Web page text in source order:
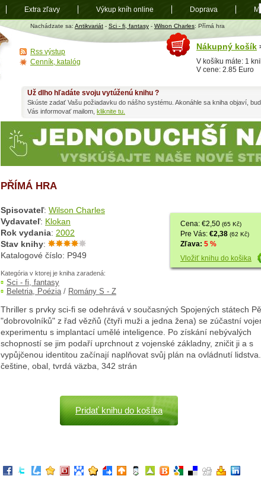
Antikvariát
shop.sk
Nachádzate sa: Antikvariát - Sci - fi, fantasy - Wilson Charles: Přímá hra
PŘÍMÁ HRA
Cena: €2,50 (65 Kč)
Pre Vás: €2,38 (62 Kč)
Zľava: 5 %
Vložiť knihu do košika
Spisovateľ: Wilson Charles
Vydavateľ: Klokan
Rok vydania: 2002
Stav knihy:
Katalogové číslo: P949
Kategória v ktorej je kniha zaradená:
Sci - fi, fantasy
Beletria, Poézia/ Romány S - Z
Thriller s prvky sci-fi se odehrává v současných Spojených státech
"dobrovolníků" z řad vězňů (čtyři muži a jedna žena) se zúčastní
experimentu s implantací umělé inteligence. Po získání nebývalých
schopností se jim podaří uprchnout z vojenské základny, zničit ji a s
vypůjčenou identitou začínají naplňovat svůj plán na ovládnutí
češtine, obal, tvrdá väzba, 342 strán
Pridať knihu do košíka
Už dlho hľadáte svoju vytúženú knihu ?
Skúste zadať Vašu požiadavku do nášho systému. Akonáhle sa kniha objaví,
Vás informovať mailom, kliknite tu.
Nákupný košík
V košíku máte: 1
V cene: 2.85 Euro
Rss výstup
Cenník, katalóg
Extra zľavy Výkup kníh online Doprava